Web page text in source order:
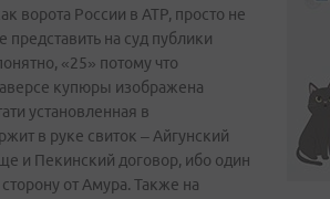
ворота России в АТР, просто не
представить на суд публики
«25» потому что
купюры изображена
установленная в
в руке свиток – Айгунский
и Пекинский договор, ибо один
от Амура. Также на